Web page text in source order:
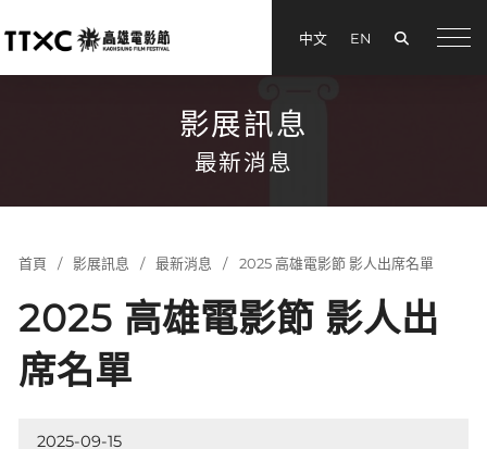
中文 EN
影展訊息
最新消息
首頁 影展訊息 最新消息 2025 高雄電影節 影人出席名單
2025 高雄電影節 影人出
席名單
2025-09-15